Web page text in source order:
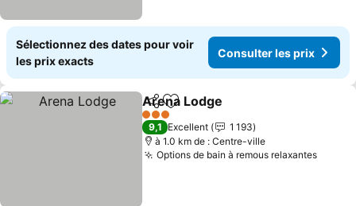
Sélectionnez des dates pour voir
les prix exacts
Consulter les prix
PartagerAjouter à mes favoris
Arena Lodge
3 Étoiles
9,1 Excellent
1 193
à 1.0 km de : Centre-ville
Options de bain à remous relaxantes